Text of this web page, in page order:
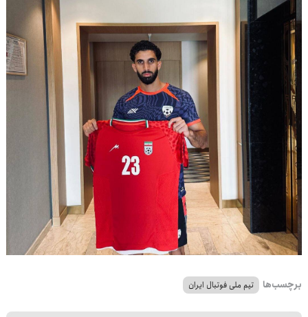
برچسب‌ها تیم ملی فوتبال ایران